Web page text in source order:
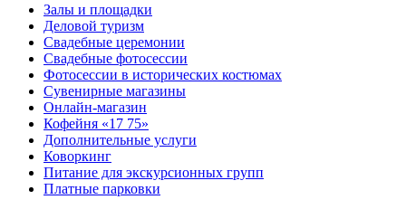
Залы и площадки
Деловой туризм
Свадебные церемонии
Свадебные фотосессии
Фотосессии в исторических костюмах
Сувенирные магазины
Онлайн-магазин
Кофейня «17 75»
Дополнительные услуги
Коворкинг
Питание для экскурсионных групп
Платные парковки